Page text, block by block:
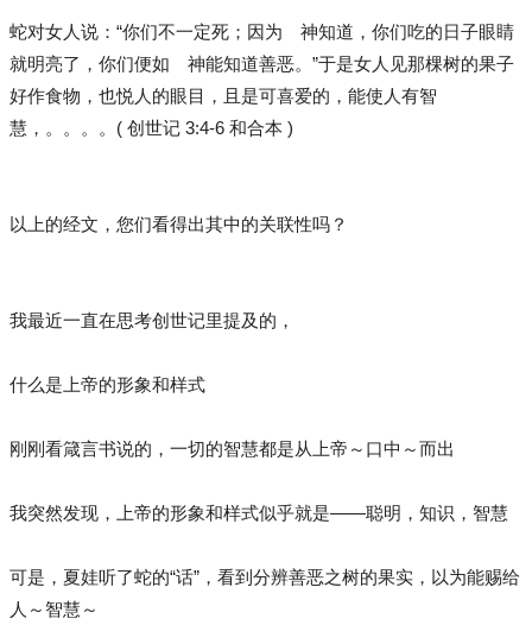
蛇对女人说：“你们不一定死；因为 神知道，你们吃的日子眼睛
就明亮了，你们便如 神能知道善恶。”于是女人见那棵树的果子
好作食物，也悦人的眼目，且是可喜爱的，能使人有智
慧，。。。。( 创世记 3:4-6 和合本 )
以上的经文，您们看得出其中的关联性吗？
我最近一直在思考创世记里提及的，
什么是上帝的形象和样式
刚刚看箴言书说的，一切的智慧都是从上帝～口中～而出
我突然发现，上帝的形象和样式似乎就是——聪明，知识，智慧
可是，夏娃听了蛇的“话”，看到分辨善恶之树的果实，以为能赐给
人～智慧～